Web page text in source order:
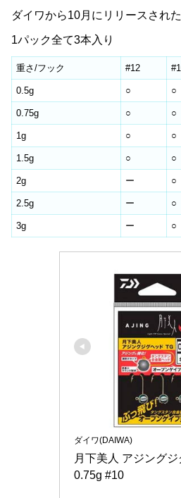
ダイワから10月にリリースされ
1パック全て3本入り
重さ/フック #12
0.5g ○ ○
0.75g ○ ○
1g ○ ○
1.5g ○ ○
2g ー ○
2.5g ー ○
3g ー ○
ダイワ(DAIWA)
月下美人 アジング
0.75g #10